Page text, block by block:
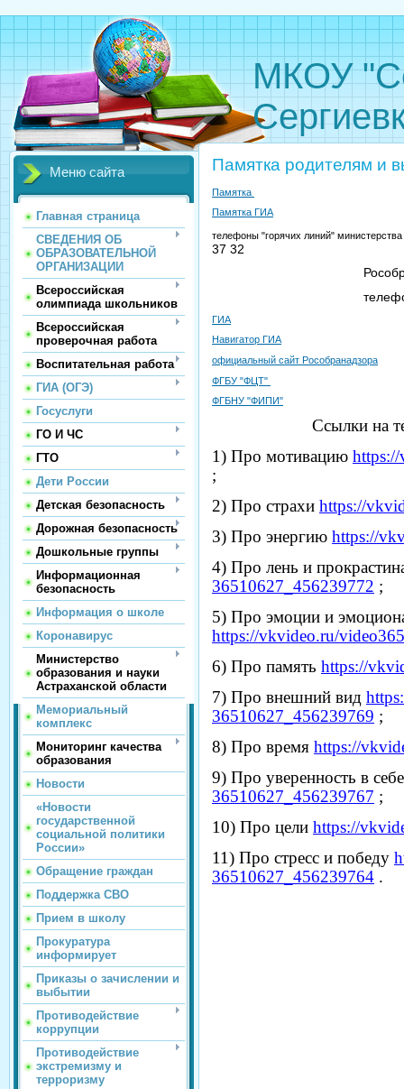
МКОУ
Меню сайта
Главная страница
СВЕДЕНИЯ ОБ
ОБРАЗОВАТЕЛЬНОЙ
ОРГАНИЗАЦИИ
Всероссийская
олимпиада школьников
Всероссийская
проверочная работа
Воспитательная работа
ГИА (ОГЭ)
Госуслуги
ГО И ЧС
ГТО
Дети России
Детская безопасность
Дорожная безопасность
Дошкольные группы
Информационная
безопасность
Информация о школе
Коронавирус
Министерство
образования и науки
Астраханской области
Мемориальный
комплекс
Мониторинг качества
образования
Новости
«Новости
государственной
социальной политики
России»
Обращение граждан
Поддержка СВО
Прием в школу
Прокуратура
информирует
Приказы о зачислении и
выбытии
Противодействие
коррупции
Противодействие
экстремизму и
терроризму
Памятка родителям и
Памятка
Памятка ГИА
телефоны "горячих линий"
37 32
Рособрнадзора по
телефон доверия
ГИА
Навигатор ГИА
официальный сайт Рособранадзора
ФГБУ "ФЦТ"
ФГБНУ "ФИПИ"
Ссылки на
1) Про мотивацию
;
2) Про страхи https://
3) Про энергию https://
4) Про лень и
36510627_456239772 ;
5) Про эмоции и
https://vkvideo.ru/
6) Про память https://
7) Про внешний вид
36510627_456239769 ;
8) Про время https://
9) Про уверенность в
36510627_456239767 ;
10) Про цели https://
11) Про стресс и победу
36510627_456239764 .